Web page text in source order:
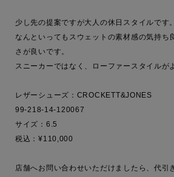
少し先の提案ですが大人の休日スタイルです。
なんといってもスウェットの素材感の気持ち
さが良いです。
スニーカーではなく、ローファースタイルが
レザーシューズ：CROCKETT&JONES
99-218-14-120067
サイズ：6.5
税込：¥110,000
店舗へお問い合わせいただけましたら、代引